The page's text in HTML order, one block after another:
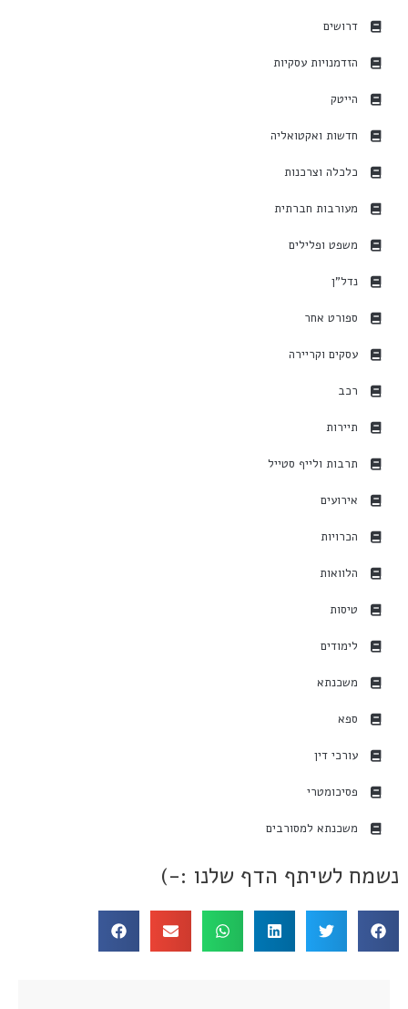
דרושים
הזדמנויות עסקיות
הייטק
חדשות ואקטואליה
כלכלה וצרכנות
מעורבות חברתית
משפט ופלילים
נדל"ן
ספורט אחר
עסקים וקריירה
רכב
תיירות
תרבות ולייף סטייל
אירועים
הכרויות
הלוואות
טיסות
לימודים
משכנתא
ספא
עורכי דין
פסיכומטרי
משכנתא למסורבים
נשמח לשיתף הדף שלנו :-)